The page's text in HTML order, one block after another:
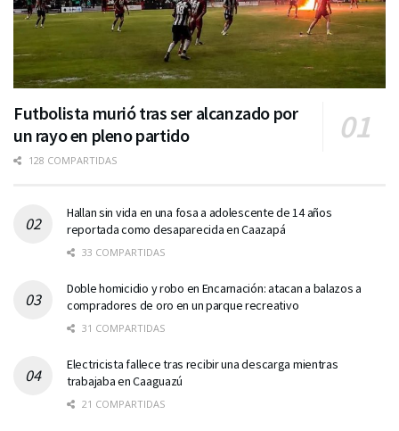
Futbolista murió tras ser alcanzado por
un rayo en pleno partido
128 COMPARTIDAS
Hallan sin vida en una fosa a adolescente de 14 años
reportada como desaparecida en Caazapá
33 COMPARTIDAS
Doble homicidio y robo en Encarnación: atacan a balazos a
compradores de oro en un parque recreativo
31 COMPARTIDAS
Electricista fallece tras recibir una descarga mientras
trabajaba en Caaguazú
21 COMPARTIDAS